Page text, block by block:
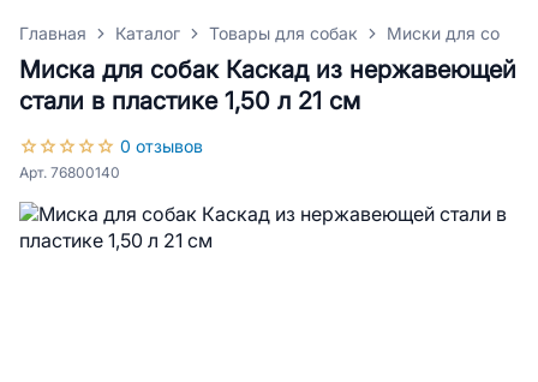
Главная Каталог Товары для собак Миски для собак
Миска для собак Каскад из нержавеющей
стали в пластике 1,50 л 21 см
0 отзывов
Арт. 76800140